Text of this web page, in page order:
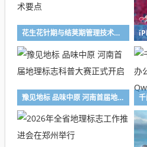
花生花针期与结荚期管理技术要点
豫见地标 品味中原 河南首届地理标志科普大赛正式开启